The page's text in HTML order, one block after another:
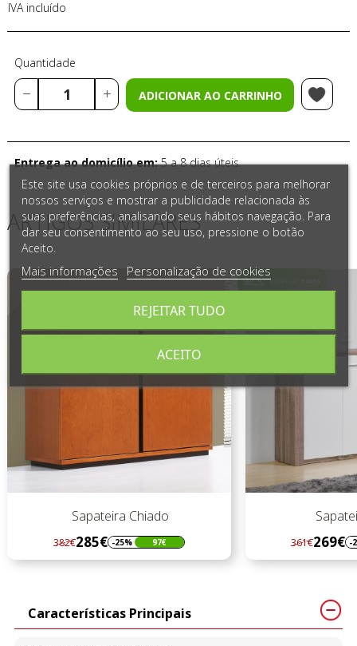
IVA incluído
Quantidade
ADICIONAR AO CARRINHO
Entrega ao domicílio em:5 a 8 dias úteis.
ARTIGOS SIMILARES
Sapateira Paris
Regular
preço
361€269€
Preço -25% 92€
Regular
preço
386€289€
Preço -
Características Principais
Este site usa cookies próprios e de terceiros para melhorar
nossos serviços e mostrar a publicidade relacionada às
suas preferências, analisando seus hábitos navegação. Para
dar seu consentimento ao seu uso, pressione o botão
Aceito.
Mais informações Personalização de cookies
REJEITAR TUDO
ACEITO